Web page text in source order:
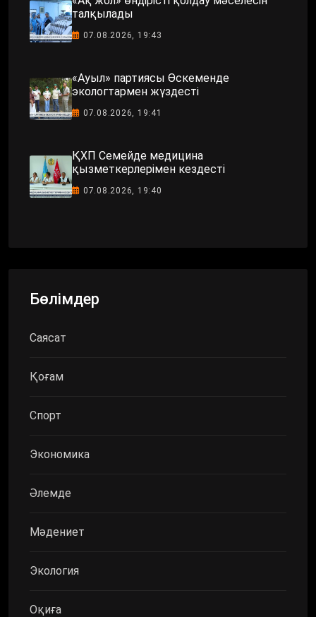
талқылады
07.08.2026, 19:43
«Ауыл» партиясы Өскеменде
экологтармен жүздесті
07.08.2026, 19:41
ҚХП Семейде медицина
қызметкерлерімен кездесті
07.08.2026, 19:40
Бөлімдер
Саясат
Қоғам
Спорт
Экономика
Әлемде
Мәдениет
Экология
Оқиға